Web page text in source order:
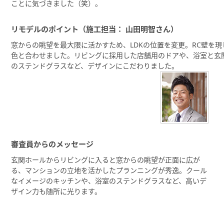
ことに気づきました（笑）。
リモデルのポイント（施工担当： 山田明智さん）
窓からの眺望を最大限に活かすため、LDKの位置を変更。RC壁を
色と合わせました。リビングに採用した店舗用のドアや、浴室と
のステンドグラスなど、デザインにこだわりました。
審査員からのメッセージ
玄関ホールからリビングに入ると窓からの眺望が正面に広が
る、マンションの立地を活かしたプランニングが秀逸。クール
なイメージのキッチンや、浴室のステンドグラスなど、高いデ
ザイン力も随所に光ります。